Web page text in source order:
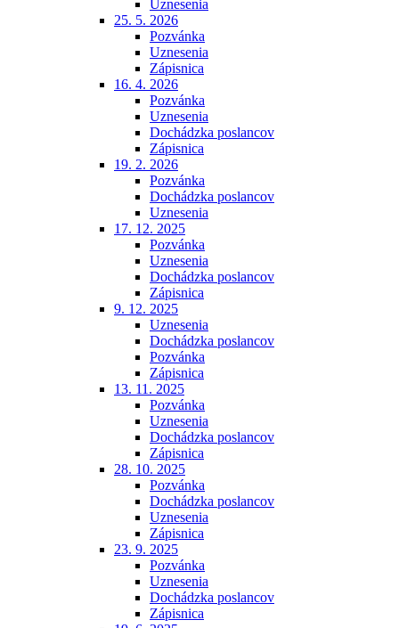
Uznesenia
25. 5. 2026
Pozvánka
Uznesenia
Zápisnica
16. 4. 2026
Pozvánka
Uznesenia
Dochádzka poslancov
Zápisnica
19. 2. 2026
Pozvánka
Dochádzka poslancov
Uznesenia
17. 12. 2025
Pozvánka
Uznesenia
Dochádzka poslancov
Zápisnica
9. 12. 2025
Uznesenia
Dochádzka poslancov
Pozvánka
Zápisnica
13. 11. 2025
Pozvánka
Uznesenia
Dochádzka poslancov
Zápisnica
28. 10. 2025
Pozvánka
Dochádzka poslancov
Uznesenia
Zápisnica
23. 9. 2025
Pozvánka
Uznesenia
Dochádzka poslancov
Zápisnica